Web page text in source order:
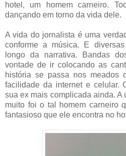
hotel, um homem carneiro.
dançando em torno da vida dele.
A vida do jornalista é uma
conforme a música. E
longo da narrativa. Bandas
vontade de ir colocando as
história se passa nos meados
facilidade da internet e celular.
sua ex mais complicada ainda. A
muito foi o tal homem carneiro
fantasioso que ele encontra no